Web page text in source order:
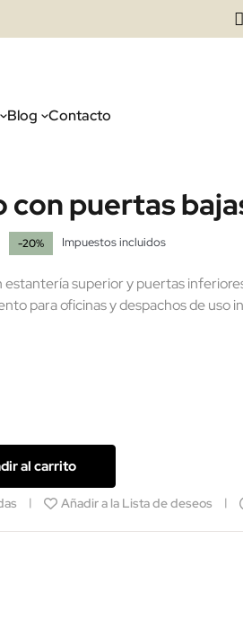
Blog Contacto
puertas
-20% Impuestos incluidos
estantería superior y puertas
para oficinas y despachos de uso
al carrito
Añadir a la Lista de deseos